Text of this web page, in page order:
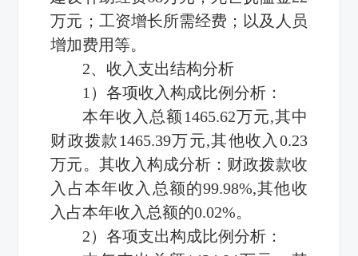
万元；工资增长所需经费；以及人员
增加费用等。
2、收入支出结构分析
1）各项收入构成比例分析：
本年收入总额1465.62万元,其中
财政拨款1465.39万元,其他收入0.23
万元。其收入构成分析：财政拨款收
入占本年收入总额的99.98%,其他收
入占本年收入总额的0.02%。
2）各项支出构成比例分析：